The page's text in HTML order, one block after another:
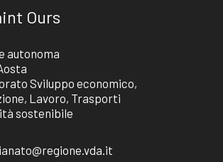
Ours
autonoma
Sviluppo economico,
Lavoro, Trasporti
sostenibile